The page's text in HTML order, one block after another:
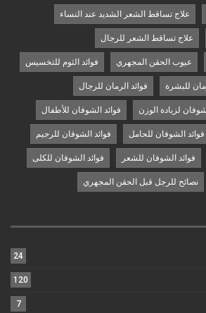
علاج تساقط الشعر الشديد عند النساء
علاج تساقط الشعر للرجال
عيوب الحقن المجهري فوائد الثوم للتخسيس
للبشرة فوائد الرمان للرجال
لزيادة الوزن فوائد الشوفان للأطفال
فوائد الشوفان للحامل فوائد الشوفان للرجيم
فوائد الشوفان للشعر فوائد الشوفان للكلى
نصائح للرجل قبل الحقن المجهري
24
120
7